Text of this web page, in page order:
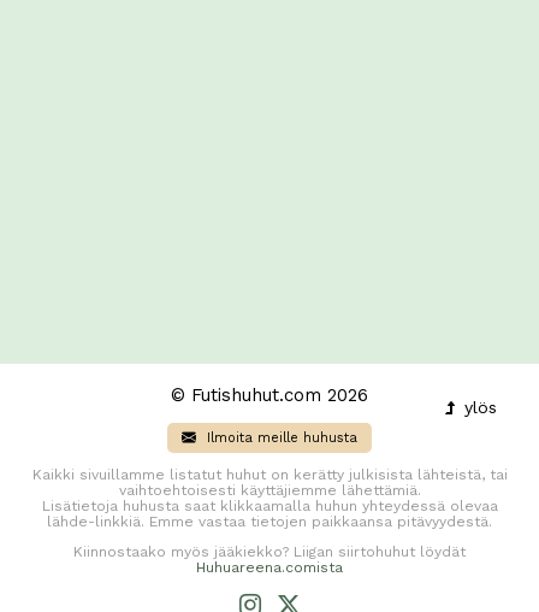
ylös
© Futishuhut.com 2026
Ilmoita meille huhusta
Kaikki sivuillamme listatut huhut on kerätty julkisista lähteistä, tai
vaihtoehtoisesti käyttäjiemme lähettämiä.
Lisätietoja huhusta saat klikkaamalla huhun yhteydessä olevaa
lähde-linkkiä. Emme vastaa tietojen paikkaansa pitävyydestä.
Kiinnostaako myös jääkiekko? Liigan siirtohuhut löydät
Huhuareena.comista